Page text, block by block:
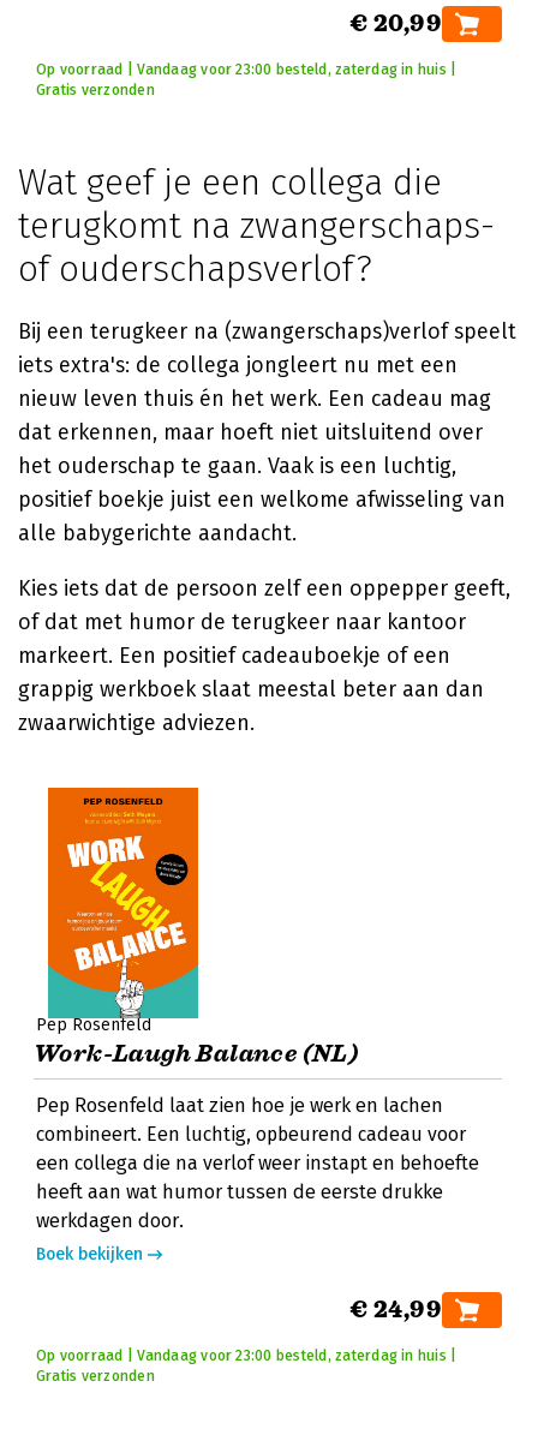
€ 20,99
Op voorraad | Vandaag voor 23:00 besteld, zaterdag in huis |
Gratis verzonden
Wat geef je een collega die
terugkomt na zwangerschaps-
of ouderschapsverlof?
Bij een terugkeer na (zwangerschaps)verlof speelt
iets extra's: de collega jongleert nu met een
nieuw leven thuis én het werk. Een cadeau mag
dat erkennen, maar hoeft niet uitsluitend over
het ouderschap te gaan. Vaak is een luchtig,
positief boekje juist een welkome afwisseling van
alle babygerichte aandacht.
Kies iets dat de persoon zelf een oppepper geeft,
of dat met humor de terugkeer naar kantoor
markeert. Een positief cadeauboekje of een
grappig werkboek slaat meestal beter aan dan
zwaarwichtige adviezen.
Pep Rosenfeld
Work-Laugh Balance (NL)
Pep Rosenfeld laat zien hoe je werk en lachen
combineert. Een luchtig, opbeurend cadeau voor
een collega die na verlof weer instapt en behoefte
heeft aan wat humor tussen de eerste drukke
werkdagen door.
Boek bekijken
€ 24,99
Op voorraad | Vandaag voor 23:00 besteld, zaterdag in huis |
Gratis verzonden